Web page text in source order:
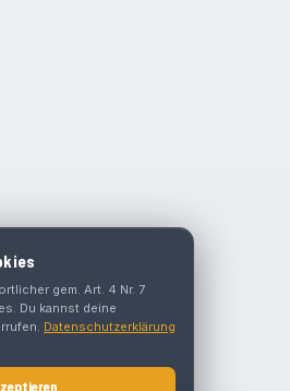
gem. Art. 4 Nr. 7
Du kannst deine
Datenschutzerklärung